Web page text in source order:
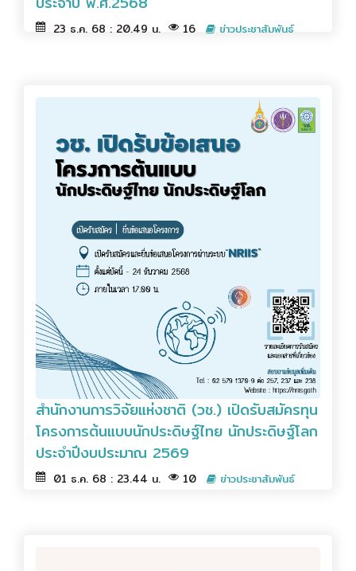
23 ธ.ค. 68 : 20.49 น. 16 ข่าวประชาสัมพันธ์
สำนักงานการวิจัยแห่งชาติ (วช.) เปิดรับสมัครทุน
โครงการต้นแบบนักประดิษฐ์ไทย นักประดิษฐ์โลก
ประจำปีงบประมาณ 2569
01 ธ.ค. 68 : 23.44 น. 10 ข่าวประชาสัมพันธ์